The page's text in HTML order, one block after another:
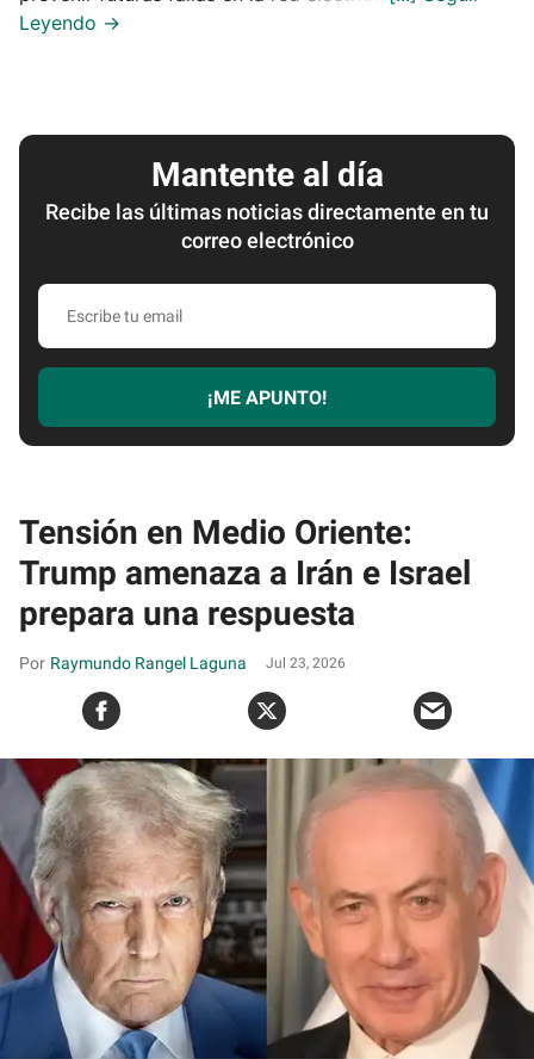
Mantente al día
Recibe las últimas noticias directamente en tu
correo electrónico
Escribe
email
¡ME APUNTO!
Tensión en Medio Oriente:
Trump amenaza a Irán e Israel
prepara una respuesta
Raymundo Rangel Laguna Jul 23, 2026